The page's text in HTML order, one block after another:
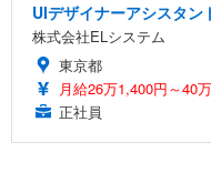
UIデザイナーアシスタ
株式会社ELシステム
東京都
月給26万1,400円～40
正社員